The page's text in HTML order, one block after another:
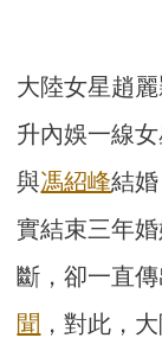
大陸女星趙
升內娛一線
與馮紹峰結
實結束三年
斷，卻一直
聞 ，對此，